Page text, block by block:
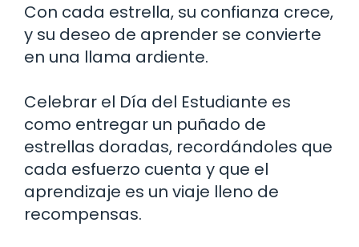
Con cada estrella, su confianza crece,
y su deseo de aprender se convierte
en una llama ardiente.
Celebrar el Día del Estudiante es
como entregar un puñado de
estrellas doradas, recordándoles que
cada esfuerzo cuenta y que el
aprendizaje es un viaje lleno de
recompensas.